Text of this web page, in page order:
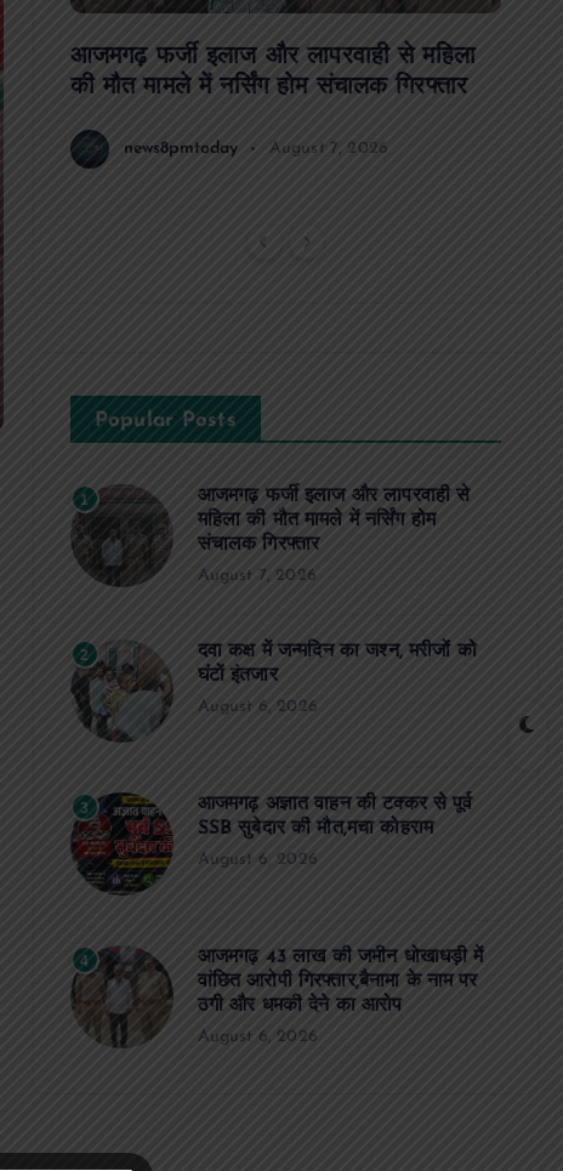
आजमगढ़ फर्जी इलाज और लापरवाही से महिला
की मौत मामले में नर्सिंग होम संचालक गिरफ्तार
news8pmtoday August 7, 2026
Popular Posts
1
आजमगढ़ फर्जी इलाज और लापरवाही से
महिला की मौत मामले में नर्सिंग होम
संचालक गिरफ्तार
August 7, 2026
2
दवा कक्ष में जन्मदिन का जश्न, मरीजों को
घंटों इंतजार
August 6, 2026
3
आजमगढ़ अज्ञात वाहन की टक्कर से पूर्व
SSB सुबेदार की मौत,मचा कोहराम
August 6, 2026
4
आजमगढ़ 43 लाख की जमीन धोखाधड़ी में
वांछित आरोपी गिरफ्तार,बैनामा के नाम पर
ठगी और धमकी देने का आरोप
August 6, 2026